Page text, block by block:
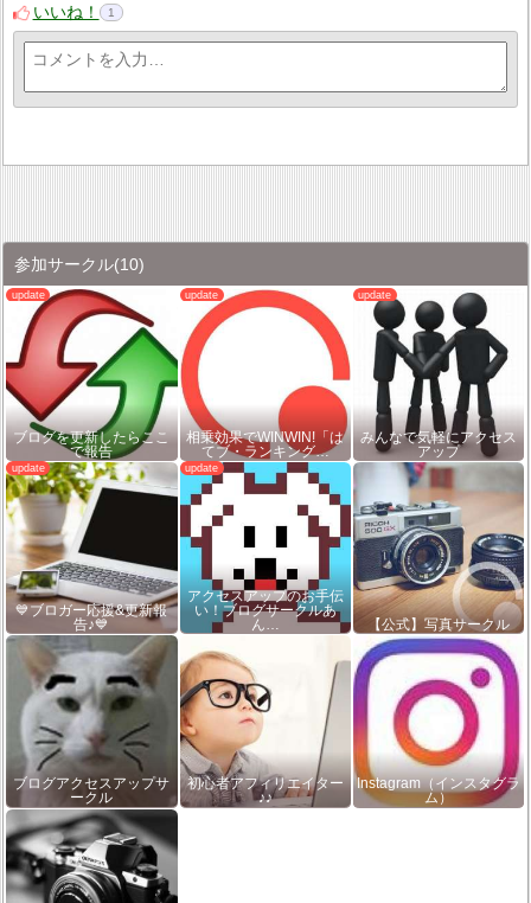
いいね！
1
参加サークル(10)
ブログを更新したらここ
で報告
相乗効果でWINWIN!「は
てブ・ランキング…
みんなで気軽にアクセス
アップ
💙ブロガー応援&更新報
告♪💙
アクセスアップのお手伝
い！ブログサークルあ
ん…
【公式】写真サークル
ブログアクセスアップサ
ークル
初心者アフィリエイター
♪♪
Instagram（インスタグラ
ム）